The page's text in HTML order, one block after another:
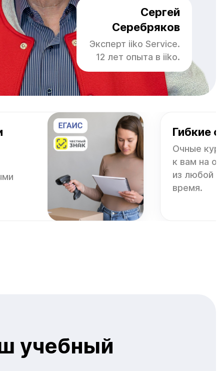
Сергей
Серебряков
Эксперт iiko Service.
12 лет опыта в iiko.
Гибкие
Очные
к вам на
из любой
время.
учебный